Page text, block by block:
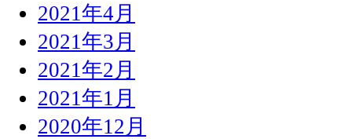
2021年4月
2021年3月
2021年2月
2021年1月
2020年12月